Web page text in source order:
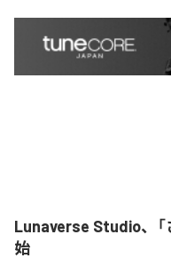
Lunaverse Studio、
始